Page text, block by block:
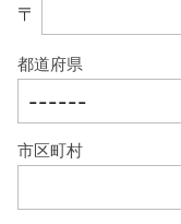
〒
都道府県
市区町村